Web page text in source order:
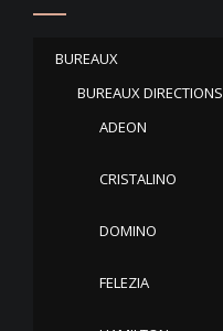
BUREAUX
BUREAUX DIRECTIONS
ADEON
CRISTALINO
DOMINO
FELEZIA